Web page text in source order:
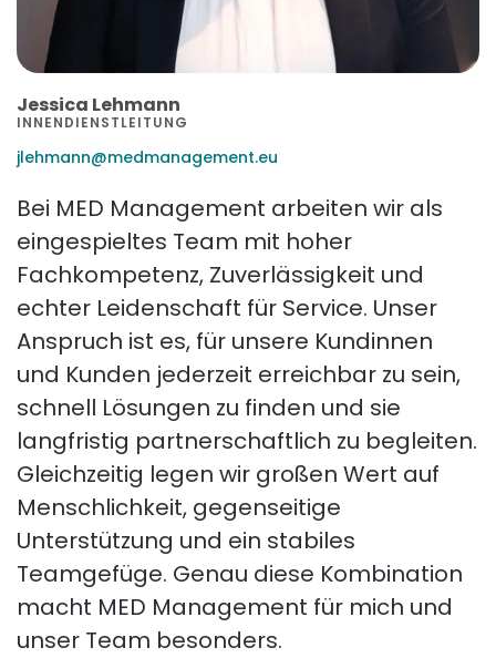
Jessica Lehmann
INNENDIENSTLEITUNG
jlehmann@medmanagement.eu
Bei MED Management arbeiten wir als
eingespieltes Team mit hoher
Fachkompetenz, Zuverlässigkeit und
echter Leidenschaft für Service. Unser
Anspruch ist es, für unsere Kundinnen
und Kunden jederzeit erreichbar zu sein,
schnell Lösungen zu finden und sie
langfristig partnerschaftlich zu begleiten.
Gleichzeitig legen wir großen Wert auf
Menschlichkeit, gegenseitige
Unterstützung und ein stabiles
Teamgefüge. Genau diese Kombination
macht MED Management für mich und
unser Team besonders.